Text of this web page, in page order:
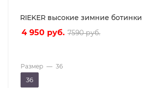
RIEKER высокие зимние ботинки
4 950 руб. 7590руб.
Размер — 36
36